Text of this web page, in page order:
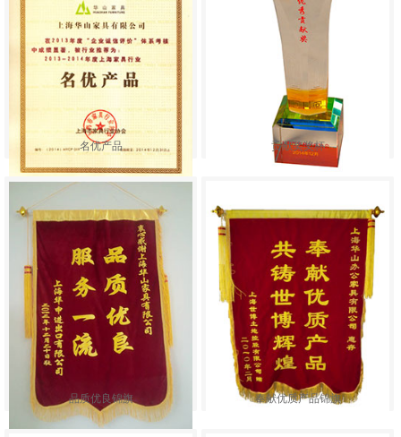
名优产品 贡献奖奖杯
品质优良锦旗 奉献优质产品锦旗